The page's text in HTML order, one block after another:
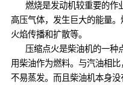
燃烧是发动机较重要的作
高压气体，发生巨大的能量。
火焰传播和扩散等。
压缩点火是柴油机的一种
用柴油作为燃料。与汽油相比
不易蒸发。而且柴油机本身